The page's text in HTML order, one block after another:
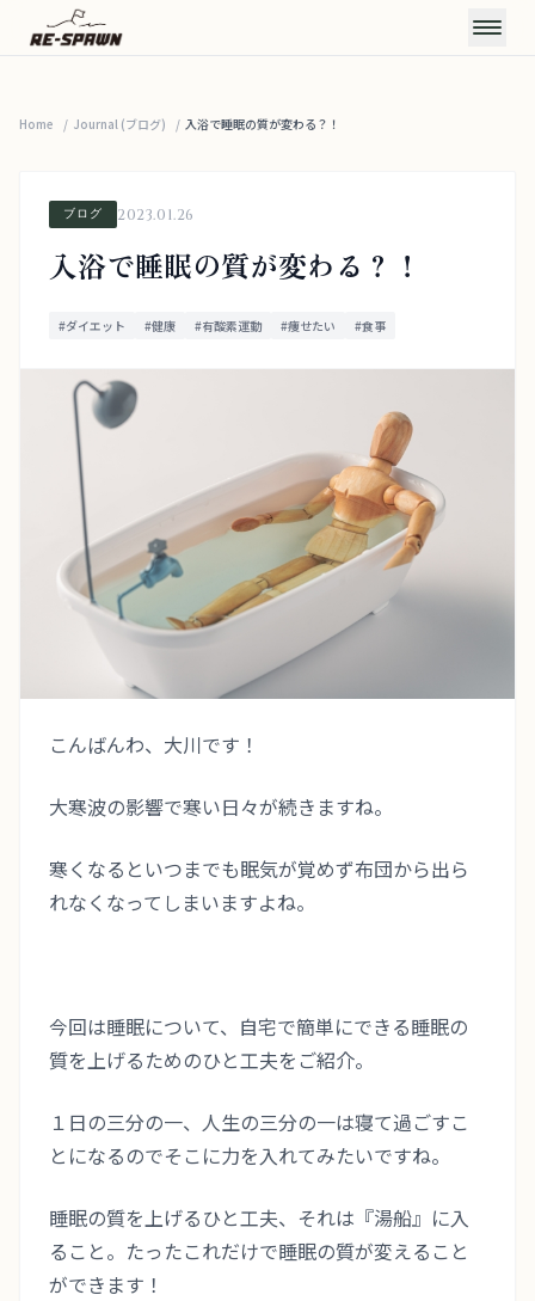
CONCEPT
SERVICE & PRICE
サービス・料金
TRAINERS
VOICE
FAQ
よくある質問
JOURNAL
ACCESS
アクセス
TERMS
会員規約
Home / Journal (ブログ) / 入浴で睡眠の質が変わる？！
ブログ 2023.01.26
入浴で睡眠の質が変わる？！
#ダイエット #健康 #有酸素運動 #痩せたい #食事
こんばんわ、大川です！
大寒波の影響で寒い日々が続きますね。
寒くなるといつまでも眠気が覚めず布団から出ら
れなくなってしまいますよね。
今回は睡眠について、自宅で簡単にできる睡眠の
質を上げるためのひと工夫をご紹介。
１日の三分の一、人生の三分の一は寝て過ごすこ
とになるのでそこに力を入れてみたいですね。
睡眠の質を上げるひと工夫、それは『湯船』に入
ること。たったこれだけで睡眠の質が変えること
ができます！